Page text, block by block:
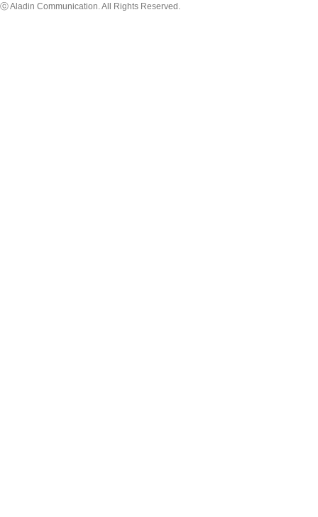
ⓒ Aladin Communication. All Rights Reserved.